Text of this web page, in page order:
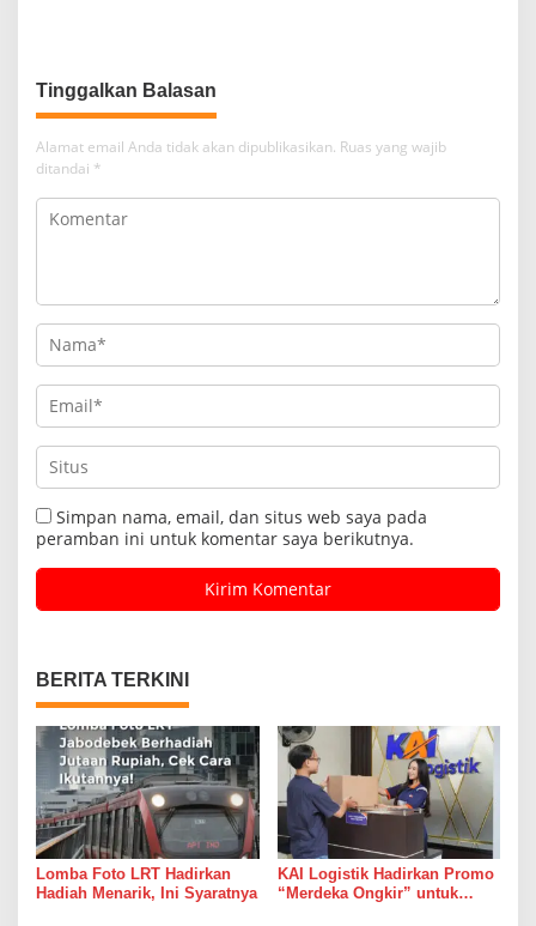
Tinggalkan Balasan
Alamat email Anda tidak akan dipublikasikan. Ruas yang wajib
ditandai *
Simpan nama, email, dan situs web saya pada
peramban ini untuk komentar saya berikutnya.
BERITA TERKINI
Lomba Foto LRT Hadirkan
Hadiah Menarik, Ini Syaratnya
KAI Logistik Hadirkan Promo
“Merdeka Ongkir” untuk